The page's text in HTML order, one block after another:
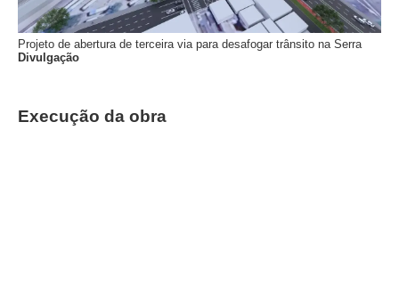
Projeto de abertura de terceira via para desafogar trânsito na Serra
Divulgação
Execução da obra